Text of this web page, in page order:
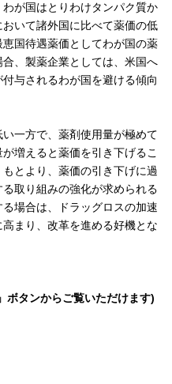
が国はとりわけタンパク質か
いて諸外国に比べて薬価の低
国待遇薬価としてわが国の薬
、製薬企業としては、米国へ
与されるわが国を避ける傾向
一方で、薬剤使用量が極めて
増えると薬価を引き下げるこ
とより、薬価の引き下げに過
取り組みの強化が求められる
場合は、ドラッグロスの加速
まり、改革を進める好機とな
ボタンからご覧いただけます)